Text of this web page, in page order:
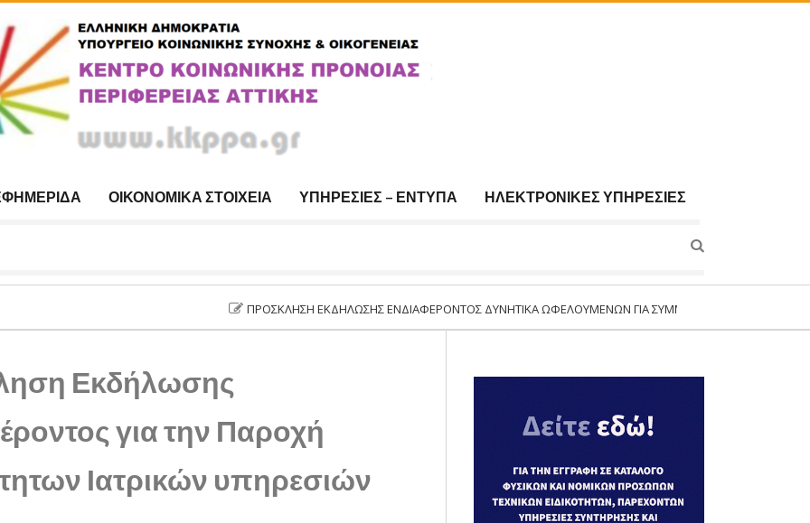
ΟΙΚΟΝΟΜΙΚΆ ΣΤΟΙΧΕΊΑ ΥΠΗΡΕΣΊΕΣ – ΈΝΤΥΠΑ ΗΛΕΚΤΡΟΝΙΚΈΣ ΥΠΗΡΕΣΊΕΣ
ΠΡΌΣΚΛΗΣΗ ΕΚΔΉΛΩΣΗΣ ΕΝΔΙΑΦΈΡΟΝΤΟΣ ΔΥΝΗΤΙΚΆ ΩΦΕΛΟΥΜΈΝΩΝ ΓΙΑ ΣΥΜΜΕΤΟΧΉ ΣΤΟ
Εκδήλωσης
για την Παροχή
Ιατρικών υπηρεσιών